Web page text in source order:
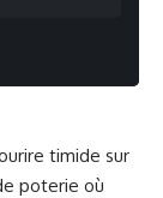
timide sur
poterie où